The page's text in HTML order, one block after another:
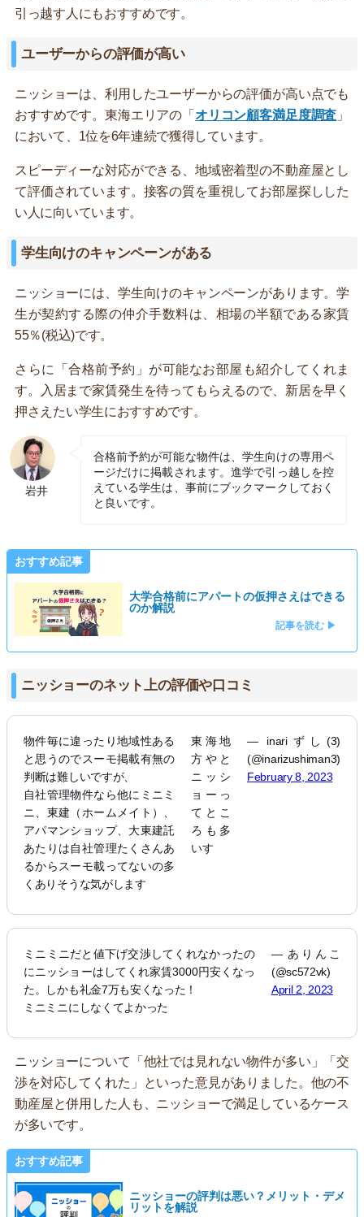
引っ越す人にもおすすめです。
ユーザーからの評価が高い
ニッショーは、利用したユーザーからの評価が高い点でも
おすすめです。東海エリアの「 オリコン顧客満足度調査 」
において、1位を6年連続で獲得しています。
スピーディーな対応ができる、地域密着型の不動産屋とし
て評価されています。接客の質を重視してお部屋探しした
い人に向いています。
学生向けのキャンペーンがある
ニッショーには、学生向けのキャンペーンがあります。学
生が契約する際の仲介手数料は、相場の半額である家賃
55％(税込)です。
さらに「合格前予約」が可能なお部屋も紹介してくれま
す。入居まで家賃発生を待ってもらえるので、新居を早く
押さえたい学生におすすめです。
岩井
合格前予約が可能な物件は、学生向けの専用ペ
ージだけに掲載されます。進学で引っ越しを控
えている学生は、事前にブックマークしておく
と良いです。
おすすめ記事
大学合格前にアパートの仮押さえはできる
のか解説
記事を読む ▶
ニッショーのネット上の評価や口コミ
物件毎に違ったり地域性ある
と思うのでスーモ掲載有無の
判断は難しいですが、
自社管理物件なら他にミニミ
ニ、東建（ホームメイト）、
アパマンショップ、大東建託
あたりは自社管理たくさんあ
るからスーモ載ってないの多
くありそうな気がします
東海地
方やと
ニッシ
ョーっ
てとこ
ろも多
いす
— inariずし(3)
(@inarizushiman3)
February 8, 2023
ミニミニだと値下げ交渉してくれなかったの
にニッショーはしてくれ家賃3000円安くなっ
た。しかも礼金7万も安くなった！
ミニミニにしなくてよかった
— ありんこ
(@sc572vk)
April 2, 2023
ニッショーについて「他社では見れない物件が多い」「交
渉を対応してくれた」といった意見がありました。他の不
動産屋と併用した人も、ニッショーで満足しているケース
が多いです。
おすすめ記事
ニッショーの評判は悪い？メリット・デメ
リットを解説